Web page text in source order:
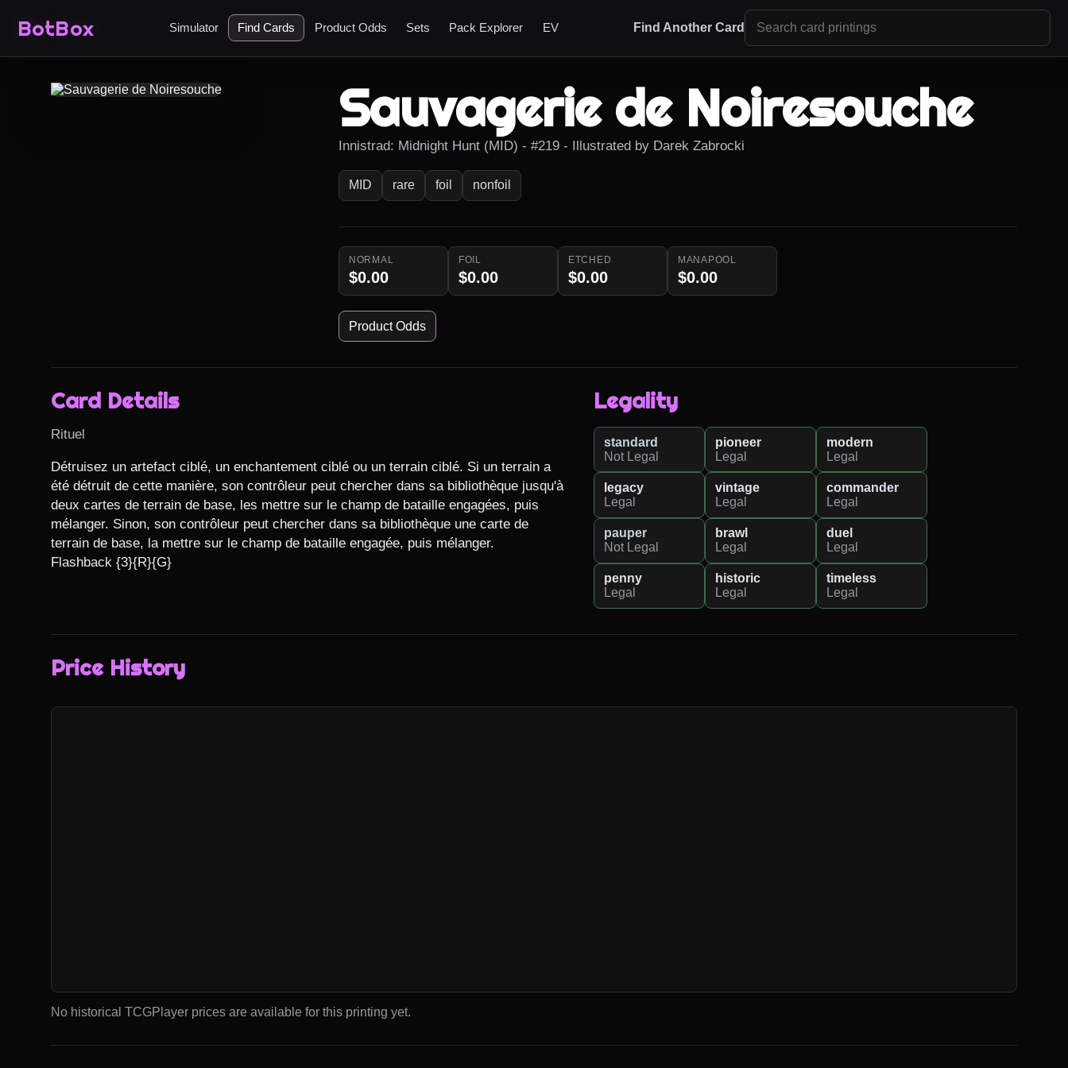
BotBox Simulator Find Cards Product Odds Sets Pack Explorer EV Find Another Card
Sauvagerie de Noiresouche
Innistrad: Midnight Hunt (MID) - #219 - Illustrated by Darek Zabrocki
MID rare foil nonfoil
NORMAL
$0.00
FOIL
$0.00
ETCHED
$0.00
MANAPOOL
$0.00
Product Odds
Card Details
Rituel
Détruisez un artefact ciblé, un enchantement ciblé ou un terrain ciblé. Si un terrain a
été détruit de cette manière, son contrôleur peut chercher dans sa bibliothèque jusqu'à
deux cartes de terrain de base, les mettre sur le champ de bataille engagées, puis
mélanger. Sinon, son contrôleur peut chercher dans sa bibliothèque une carte de
terrain de base, la mettre sur le champ de bataille engagée, puis mélanger.
Flashback {3}{R}{G}
Legality
standard
Not Legal
pioneer
Legal
modern
Legal
legacy
Legal
vintage
Legal
commander
Legal
pauper
Not Legal
brawl
Legal
duel
Legal
penny
Legal
historic
Legal
timeless
Legal
Price History
No historical TCGPlayer prices are available for this printing yet.